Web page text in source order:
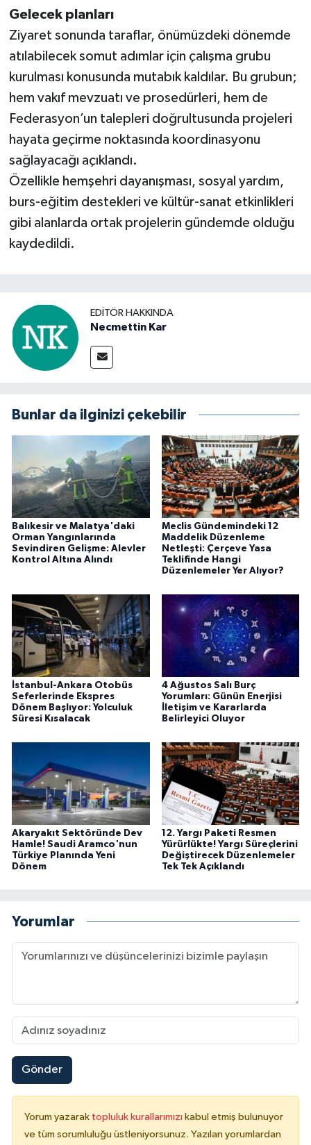
Gelecek planları
Ziyaret sonunda taraflar, önümüzdeki dönemde
atılabilecek somut adımlar için çalışma grubu
kurulması konusunda mutabık kaldılar. Bu grubun;
hem vakıf mevzuatı ve prosedürleri, hem de
Federasyon’un talepleri doğrultusunda projeleri
hayata geçirme noktasında koordinasyonu
sağlayacağı açıklandı.
Özellikle hemşehri dayanışması, sosyal yardım,
burs-eğitim destekleri ve kültür-sanat etkinlikleri
gibi alanlarda ortak projelerin gündemde olduğu
kaydedildi.
EDITÖR HAKKINDA
Necmettin Kar
Bunlar da ilginizi çekebilir
Balıkesir ve Malatya'daki
Orman Yangınlarında
Sevindiren Gelişme: Alevler
Kontrol Altına Alındı
Meclis Gündemindeki 12
Maddelik Düzenleme
Netleşti: Çerçeve Yasa
Teklifinde Hangi
Düzenlemeler Yer Alıyor?
İstanbul-Ankara Otobüs
Seferlerinde Ekspres
Dönem Başlıyor: Yolculuk
Süresi Kısalacak
4 Ağustos Salı Burç
Yorumları: Günün Enerjisi
İletişim ve Kararlarda
Belirleyici Oluyor
Akaryakıt Sektöründe Dev
Hamle! Saudi Aramco'nun
Türkiye Planında Yeni
Dönem
12. Yargı Paketi Resmen
Yürürlükte! Yargı Süreçlerini
Değiştirecek Düzenlemeler
Tek Tek Açıklandı
Yorumlar
Gönder
Yorum yazarak topluluk kurallarımızı kabul etmiş bulunuyor
ve tüm sorumluluğu üstleniyorsunuz. Yazılan yorumlardan